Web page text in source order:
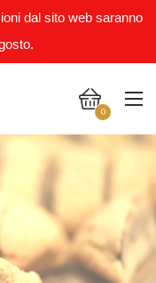
dal sito web saranno
0